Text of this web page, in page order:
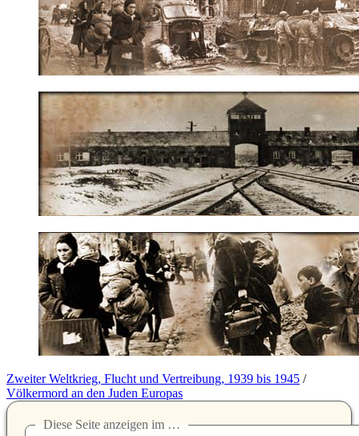
Zweiter Weltkrieg, Flucht und Vertreibung, 1939 bis 1945 /
Völkermord an den Juden Europas
Diese Seite anzeigen im …